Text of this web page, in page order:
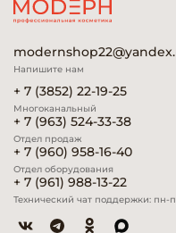
Напишите нам
+ 7 (3852) 22-19-25
Многоканальный
+ 7 (963) 524-33-38
Отдел продаж
+ 7 (960) 958-16-40
Отдел оборудования
+ 7 (961) 988-13-22
Технический чат поддержки: пн-